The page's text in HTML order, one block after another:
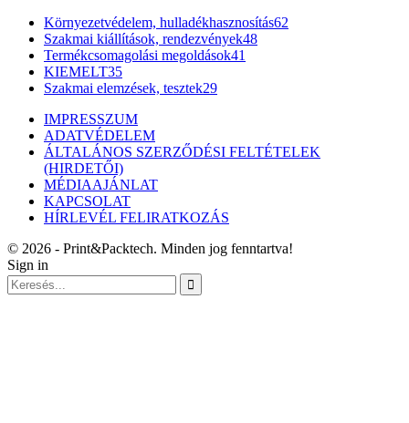
Környezetvédelem, hulladékhasznosítás62
Szakmai kiállítások, rendezvények48
Termékcsomagolási megoldások41
KIEMELT35
Szakmai elemzések, tesztek29
IMPRESSZUM
ADATVÉDELEM
ÁLTALÁNOS SZERZŐDÉSI FELTÉTELEK
(HIRDETŐI)
MÉDIAAJÁNLAT
KAPCSOLAT
HÍRLEVÉL FELIRATKOZÁS
© 2026 - Print&Packtech. Minden jog fenntartva!
Sign in